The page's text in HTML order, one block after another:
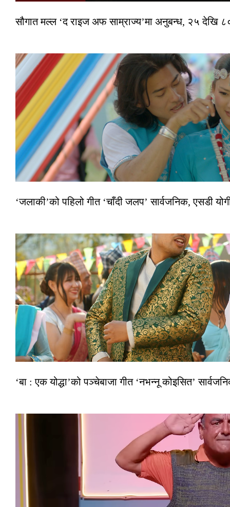
सौगात मल्ल ‘द राइज अफ साम्राज्य’मा अनुबन्ध, २५ देखि
‘जलाकी’को पहिलो गीत ‘चाँदी जलप’ सार्वजनिक, एसडी
‘बा : एक योद्धा’को पञ्चेबाजा गीत ‘नभन्नू कोइसित’